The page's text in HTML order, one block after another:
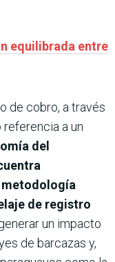
equilibrada entre
de cobro, a través
a un
del
metodología
de registro
un impacto
de barcazas y,